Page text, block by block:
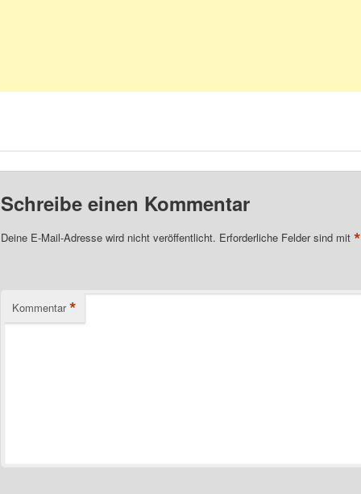
Schreibe einen Kommentar
Deine E-Mail-Adresse wird nicht veröffentlicht. Erforderliche Felder sind mit*
Kommentar *